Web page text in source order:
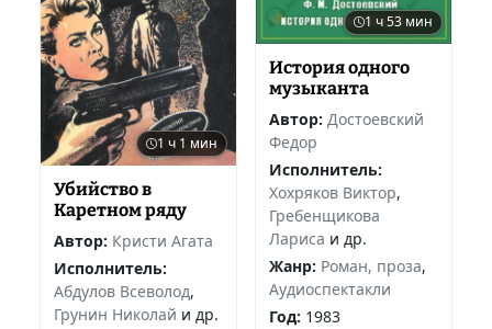
1 ч 1 мин
Убийство в
Каретном ряду
Автор: Кристи Агата
Исполнитель:
Абдулов Всеволод,
Грунин Николай и др.
1 ч 53 мин
История одного
музыканта
Автор: Достоевский
Федор
Исполнитель:
Хохряков Виктор,
Гребенщикова
Лариса и др.
Жанр: Роман, проза,
Аудиоспектакли
Год: 1983